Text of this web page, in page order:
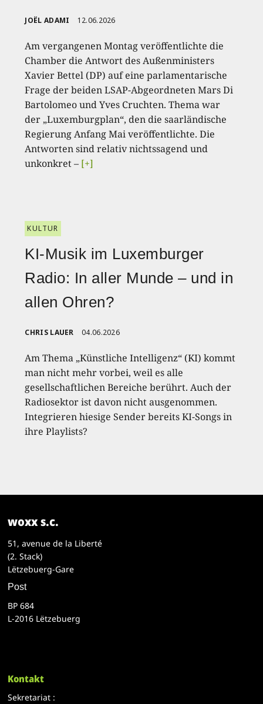
JOËL ADAMI 12.06.2026
Am vergangenen Montag veröffentlichte die
Chamber die Antwort des Außenministers
Xavier Bettel (DP) auf eine parlamentarische
Frage der beiden LSAP-Abgeordneten Mars Di
Bartolomeo und Yves Cruchten. Thema war
der „Luxemburgplan“, den die saarländische
Regierung Anfang Mai veröffentlichte. Die
Antworten sind relativ nichtssagend und
unkonkret – [+]
KULTUR
KI-Musik im Luxemburger
Radio: In aller Munde – und in
allen Ohren?
CHRIS LAUER 04.06.2026
Am Thema „Künstliche Intelligenz“ (KI) kommt
man nicht mehr vorbei, weil es alle
gesellschaftlichen Bereiche berührt. Auch der
Radiosektor ist davon nicht ausgenommen.
Integrieren hiesige Sender bereits KI-Songs in
ihre Playlists?
woxx s.c.
51, avenue de la Liberté
(2. Stack)
Lëtzebuerg-Gare
Post
BP 684
L-2016 Lëtzebuerg
Kontakt
Sekretariat :